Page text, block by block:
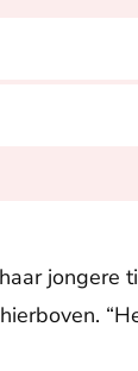
jongere